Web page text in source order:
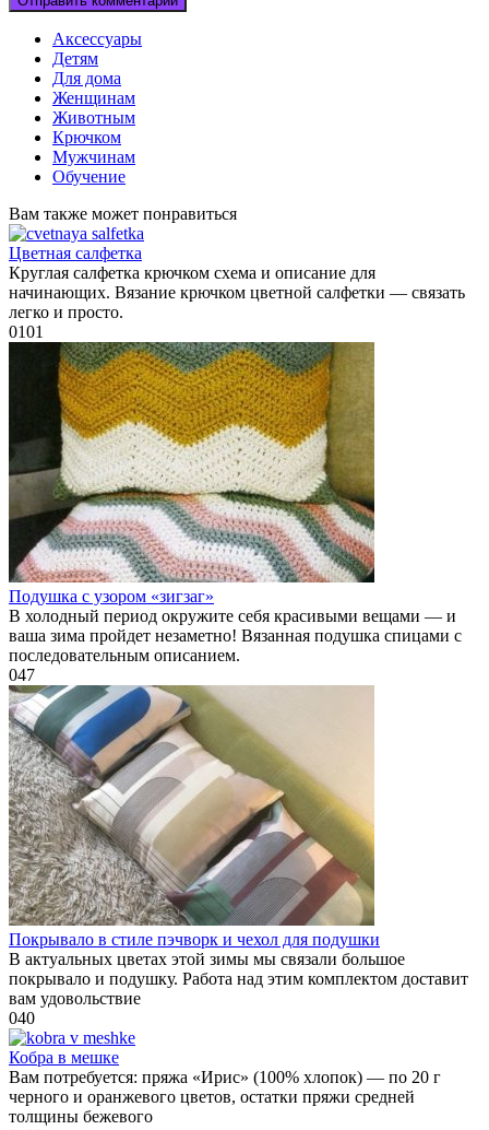
Аксессуары
Детям
Для дома
Женщинам
Животным
Крючком
Мужчинам
Обучение
Вам также может понравиться
Цветная салфетка
Круглая салфетка крючком схема и описание для
начинающих. Вязание крючком цветной салфетки — связать
легко и просто.
0101
Подушка с узором «зигзаг»
В холодный период окружите себя красивыми вещами — и
ваша зима пройдет незаметно! Вязанная подушка спицами с
последовательным описанием.
047
Покрывало в стиле пэчворк и чехол для подушки
В актуальных цветах этой зимы мы связали большое
покрывало и подушку. Работа над этим комплектом доставит
вам удовольствие
040
Кобра в мешке
Вам потребуется: пряжа «Ирис» (100% хлопок) — по 20 г
черного и оранжевого цветов, остатки пряжи средней
толщины бежевого